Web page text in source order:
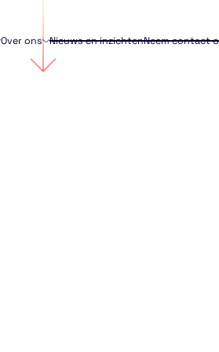
Over ons Nieuws en inzichtenNeem contact